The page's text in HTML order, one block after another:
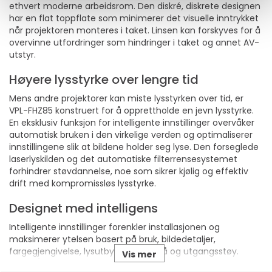
ethvert moderne arbeidsrom. Den diskré, diskrete designen
har en flat toppflate som minimerer det visuelle inntrykket
når projektoren monteres i taket. Linsen kan forskyves for å
overvinne utfordringer som hindringer i taket og annet AV-
utstyr.
Høyere lysstyrke over lengre tid
Mens andre projektorer kan miste lysstyrken over tid, er
VPL-FHZ85 konstruert for å opprettholde en jevn lysstyrke.
En eksklusiv funksjon for intelligente innstillinger overvåker
automatisk bruken i den virkelige verden og optimaliserer
innstillingene slik at bildene holder seg lyse. Den forseglede
laserlyskilden og det automatiske filterrensesystemet
forhindrer støvdannelse, noe som sikrer kjølig og effektiv
drift med kompromissløs lysstyrke.
Designet med intelligens
Intelligente innstillinger forenkler installasjonen og
maksimerer ytelsen basert på bruk, bildedetaljer,
fargegjengivelse, lysutbytte, kjølenivå og utgangsstøy.
Møte-/klasseromsfunksjonen styrer lasereffekten for å
Vis mer